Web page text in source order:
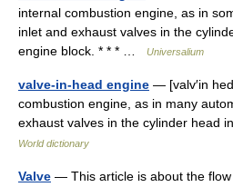
internal combustion engine, as in
inlet and exhaust valves in the
engine block. * * * …
Universalium
valve-in-head engine — [valv′in
combustion engine, as in many
exhaust valves in the cylinder head
World dictionary
Valve — This article is about the